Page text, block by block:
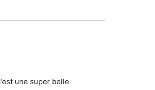
une super belle